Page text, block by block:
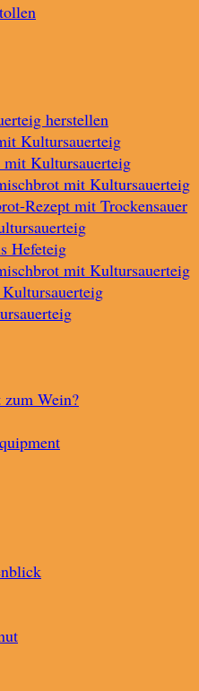
herstellen
Kultursauerteig
mit Kultursauerteig
mit Kultursauerteig
Rezept mit Trockensauer
Hefeteig
mit Kultursauerteig
zum Wein?